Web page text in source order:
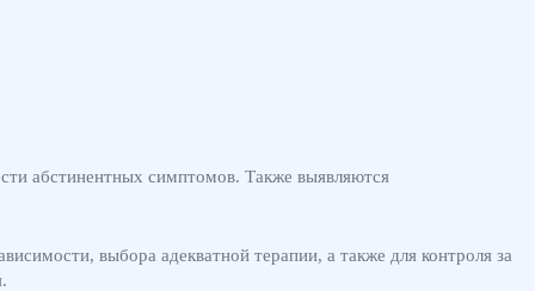
абстинентных симптомов. Также выявляются
выбора адекватной терапии, а также для контроля за